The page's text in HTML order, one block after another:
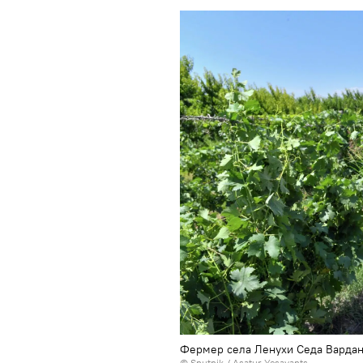
Фермер села Ленухи Седа